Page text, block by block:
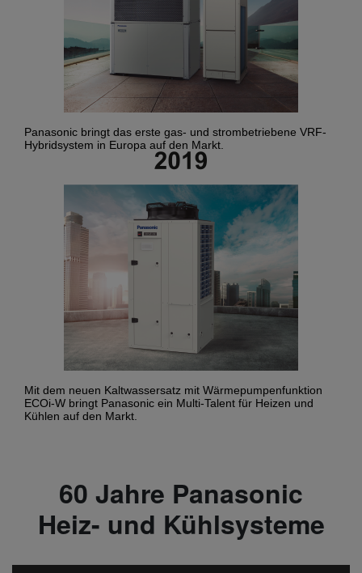
Panasonic bringt das erste gas- und strombetriebene VRF-
Hybridsystem in Europa auf den Markt.
Mit dem neuen Kaltwassersatz mit Wärmepumpenfunktion
ECOi-W bringt Panasonic ein Multi-Talent für Heizen und
Kühlen auf den Markt.
60 Jahre Panasonic
Heiz- und Kühlsysteme